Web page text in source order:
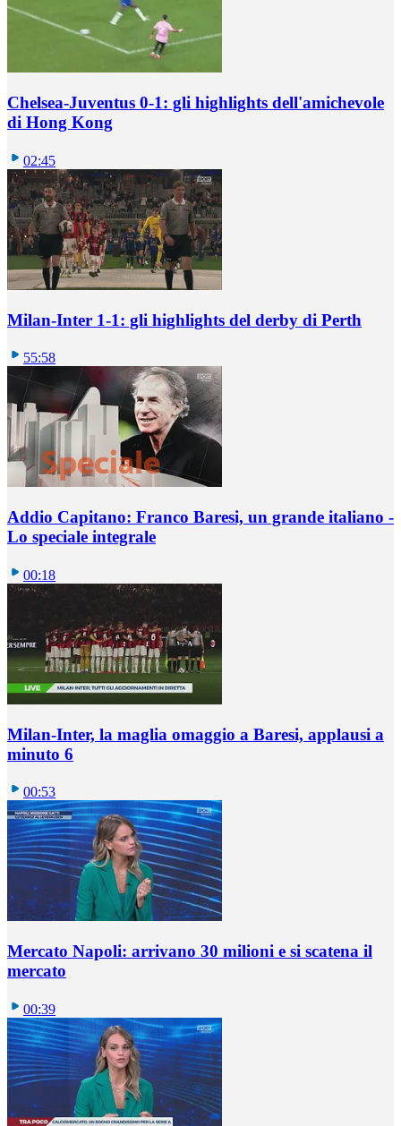
Chelsea-Juventus 0-1: gli highlights dell'amichevole
di Hong Kong
02:45
Milan-Inter 1-1: gli highlights del derby di Perth
55:58
Addio Capitano: Franco Baresi, un grande italiano -
Lo speciale integrale
00:18
Milan-Inter, la maglia omaggio a Baresi, applausi a
minuto 6
00:53
Mercato Napoli: arrivano 30 milioni e si scatena il
mercato
00:39